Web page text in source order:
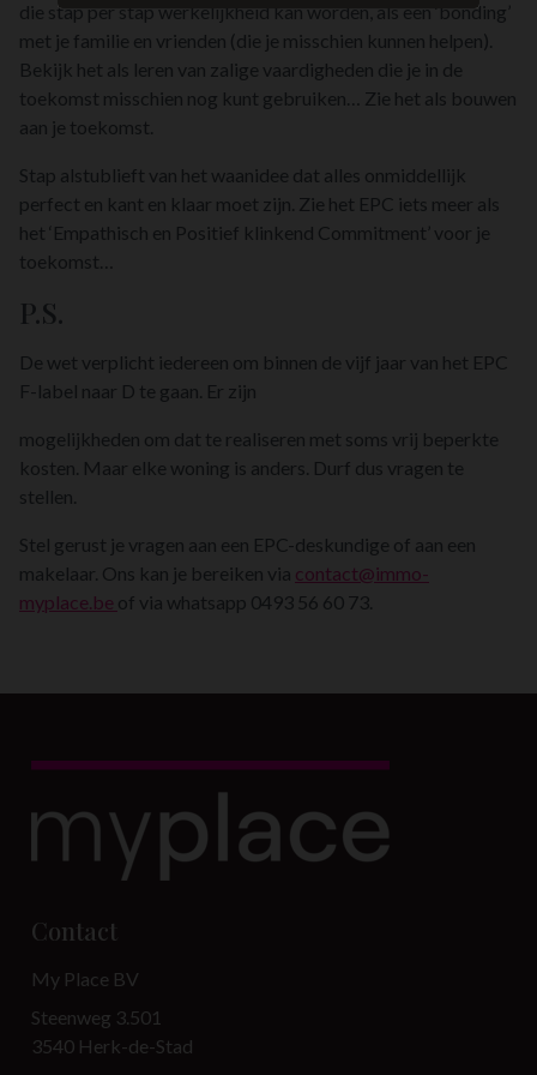
die stap per stap werkelijkheid kan worden, als een ‘bonding’
met je familie en vrienden (die je misschien kunnen helpen).
Bekijk het als leren van zalige vaardigheden die je in de
toekomst misschien nog kunt gebruiken… Zie het als bouwen
aan je toekomst.
Stap alstublieft van het waanidee dat alles onmiddellijk
perfect en kant en klaar moet zijn. Zie het EPC iets meer als
het ‘Empathisch en Positief klinkend Commitment’ voor je
toekomst…
P.S.
De wet verplicht iedereen om binnen de vijf jaar van het EPC
F-label naar D te gaan. Er zijn
mogelijkheden om dat te realiseren met soms vrij beperkte
kosten. Maar elke woning is anders. Durf dus vragen te
stellen.
Stel gerust je vragen aan een EPC-deskundige of aan een
makelaar. Ons kan je bereiken via contact@immo-
myplace.be of via whatsapp 0493 56 60 73.
Contact
My Place BV
Steenweg 3.501
3540 Herk-de-Stad